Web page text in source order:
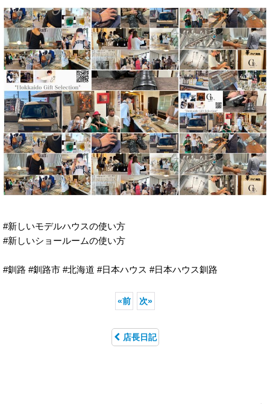
#新しいモデルハウスの使い方
#新しいショールームの使い方
#釧路 #釧路市 #北海道 #日本ハウス #日本ハウス釧路
«前 次»
店長日記